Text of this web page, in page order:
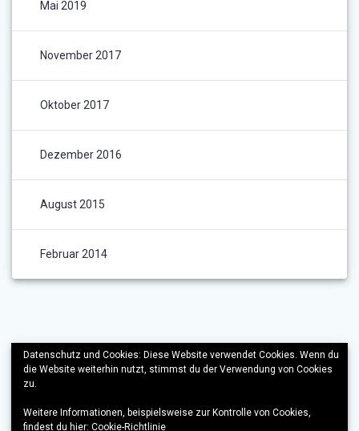
Mai 2019
November 2017
Oktober 2017
Dezember 2016
August 2015
Februar 2014
Datenschutz und Cookies: Diese Website verwendet Cookies. Wenn du
die Website weiterhin nutzt, stimmst du der Verwendung von Cookies
zu.
Weitere Informationen, beispielsweise zur Kontrolle von Cookies,
findest du hier: Cookie-Richtlinie